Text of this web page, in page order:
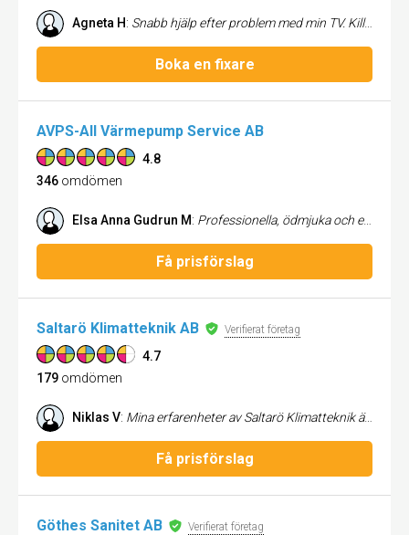
Agneta H: Snabb hjälp efter problem med min TV. Killen som kom hem för att felsöka var mycket engagerad och gav inte upp i första taget. Nu ska jag få hjälp att koppla in min nya TV på Lördag em och det kallar jag mycket bra service. Jag kommer kunna rekommendera SMART Heminstallationer till vänner och bekanta. Tack jag återkommer!
Boka en fixare
AVPS-All Värmepump Service AB
4.8
346 omdömen
Elsa Anna Gudrun M: Professionella, ödmjuka och effektiva! Rekommenderar starkt kommande kunder att anlita AVPS!
Få prisförslag
Saltarö Klimatteknik AB Verifierat företag
4.7
179 omdömen
Niklas V: Mina erfarenheter av Saltarö Klimatteknik är bara positiva! För det första har jag fått ett väldigt trevligt och positivt bemötande av samtliga som jag varit i kontakt med. Jag har också genomgående fått snabb respons på mina frågor. Jag beställde två luftvärmepumpar som blev perfekt installerade. Installatören föreslog en lösning som gjorde att utedelarna blev helt dolda och alla dragningar av el och rör m.m. blev väldigt diskreta. (Väldigt positivt att även få elen dragen av samma installatör och slippa anlita elektriker separat.) Det märktes verkligen att installatören var både skicklig och erfaren. Installationen – som bara krävde en dag – blev helt enkelt väldigt professionellt utförd i alla delar. Sammantaget tycker jag att Saltarö Klimatteknik förtjänar betyget ”Exeptionellt!”.
Få prisförslag
Göthes Sanitet AB Verifierat företag